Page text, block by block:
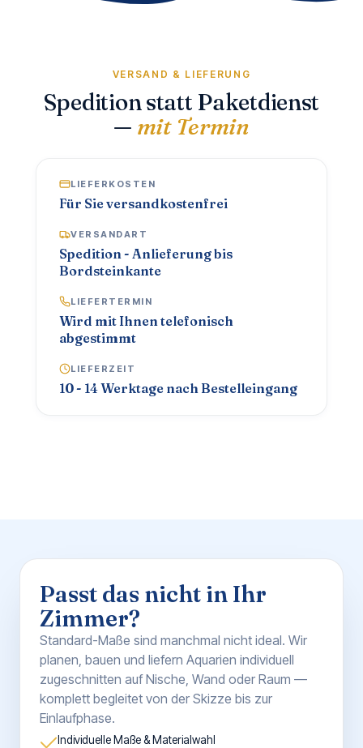
VERSAND & LIEFERUNG
Spedition statt Paketdienst
— mit Termin
LIEFERKOSTEN
Für Sie versandkostenfrei
VERSANDART
Spedition - Anlieferung bis
Bordsteinkante
LIEFERTERMIN
Wird mit Ihnen telefonisch
abgestimmt
LIEFERZEIT
10 - 14 Werktage nach Bestelleingang
Passt das nicht in Ihr
Zimmer?
Standard-Maße sind manchmal nicht ideal. Wir
planen, bauen und liefern Aquarien individuell
zugeschnitten auf Nische, Wand oder Raum —
komplett begleitet von der Skizze bis zur
Einlaufphase.
Individuelle Maße & Materialwahl